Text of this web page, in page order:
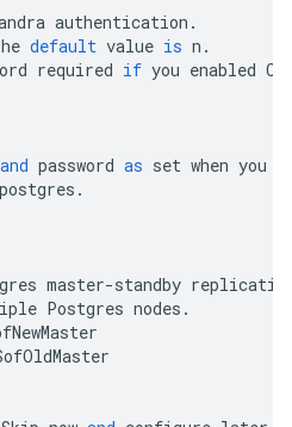
authentication .
default value is n .
required if you enabled
and password as set when you
postgres .
master-standby
Postgres nodes .